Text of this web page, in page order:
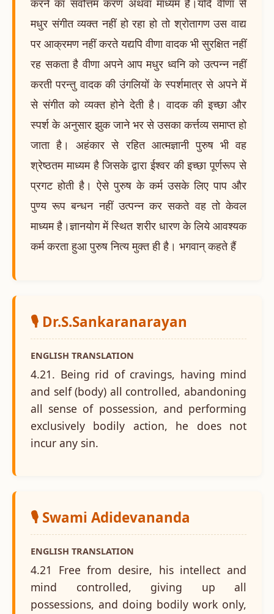
मधुर संगीत व्यक्त नहीं हो रहा हो तो श्रोतागण उस वाद्य
पर आक्रमण नहीं करते यद्यपि वीणा वादक भी सुरक्षित नहीं
रह सकता है वीणा अपने आप मधुर ध्वनि को उत्पन्न नहीं
करती परन्तु वादक की उंगलियों के स्पर्शमात्र से अपने में
से संगीत को व्यक्त होने देती है। वादक की इच्छा और
स्पर्श के अनुसार झुक जाने भर से उसका कर्त्तव्य समाप्त हो
जाता है। अहंकार से रहित आत्मज्ञानी पुरुष भी वह
श्रेष्ठतम माध्यम है जिसके द्वारा ईश्वर की इच्छा पूर्णरूप से
प्रगट होती है। ऐसे पुरुष के कर्म उसके लिए पाप और
पुण्य रूप बन्धन नहीं उत्पन्न कर सकते वह तो केवल
माध्यम है।ज्ञानयोग में स्थित शरीर धारण के लिये आवश्यक
कर्म करता हुआ पुरुष नित्य मुक्त ही है। भगवान् कहते हैं
🎙️ Dr.S.Sankaranarayan
ENGLISH TRANSLATION
4.21. Being rid of cravings, having mind
and self (body) all controlled, abandoning
all sense of possession, and performing
exclusively bodily action, he does not
incur any sin.
🎙️ Swami Adidevananda
ENGLISH TRANSLATION
4.21 Free from desire, his intellect and
mind controlled, giving up all
possessions, and doing bodily work only,